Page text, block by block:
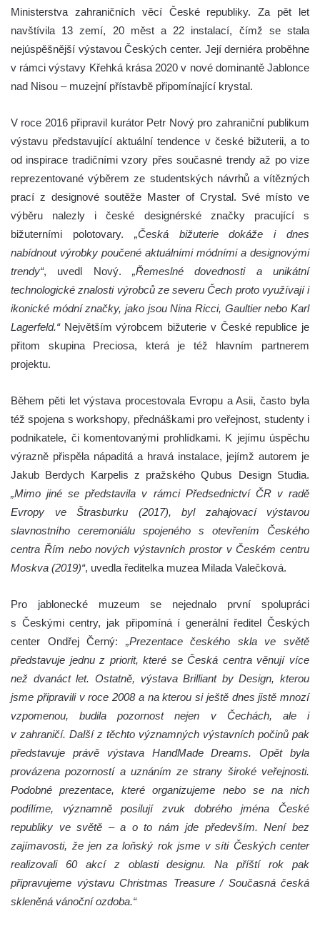
Ministerstva zahraničních věcí České republiky. Za pět let
navštívila 13 zemí, 20 měst a 22 instalací, čímž se stala
nejúspěšnější výstavou Českých center. Její derniéra proběhne
v rámci výstavy Křehká krása 2020 v nové dominantě Jablonce
nad Nisou – muzejní přístavbě připomínající krystal.
V roce 2016 připravil kurátor Petr Nový pro zahraniční publikum
výstavu představující aktuální tendence v české bižuterii, a to
od inspirace tradičními vzory přes současné trendy až po vize
reprezentované výběrem ze studentských návrhů a vítězných
prací z designové soutěže Master of Crystal. Své místo ve
výběru nalezly i české designérské značky pracující s
bižuterními polotovary. „Česká bižuterie dokáže i dnes
nabídnout výrobky poučené aktuálními módními a designovými
trendy“, uvedl Nový. „Řemeslné dovednosti a unikátní
technologické znalosti výrobců ze severu Čech proto využívají i
ikonické módní značky, jako jsou Nina Ricci, Gaultier nebo Karl
Lagerfeld.“Největším výrobcem bižuterie v České republice je
přitom skupina Preciosa, která je též hlavním partnerem
projektu.
Během pěti let výstava procestovala Evropu a Asii, často byla
též spojena s workshopy, přednáškami pro veřejnost, studenty i
podnikatele, či komentovanými prohlídkami. K jejímu úspěchu
výrazně přispěla nápaditá a hravá instalace, jejímž autorem je
Jakub Berdych Karpelis z pražského Qubus Design Studia.
„Mimo jiné se představila v rámci Předsednictví ČR v radě
Evropy ve Štrasburku (2017), byl zahajovací výstavou
slavnostního ceremoniálu spojeného s otevřením Českého
centra Řím nebo nových výstavních prostor v Českém centru
Moskva (2019)“, uvedla ředitelka muzea Milada Valečková.
Pro jablonecké muzeum se nejednalo první spolupráci
s Českými centry, jak připomíná í generální ředitel Českých
center Ondřej Černý: „Prezentace českého skla ve světě
představuje jednu z priorit, které se Česká centra věnují více
než dvanáct let. Ostatně, výstava Brilliant by Design, kterou
jsme připravili v roce 2008 a na kterou si ještě dnes jistě mnozí
vzpomenou, budila pozornost nejen v Čechách, ale i
v zahraničí. Další z těchto významných výstavních počinů pak
představuje právě výstava HandMade Dreams. Opět byla
provázena pozorností a uznáním ze strany široké veřejnosti.
Podobné prezentace, které organizujeme nebo se na nich
podílíme, významně posilují zvuk dobrého jména České
republiky ve světě – a o to nám jde především. Není bez
zajímavosti, že jen za loňský rok jsme v síti Českých center
realizovali 60 akcí z oblasti designu. Na příští rok pak
připravujeme výstavu Christmas Treasure / Současná česká
skleněná vánoční ozdoba.“